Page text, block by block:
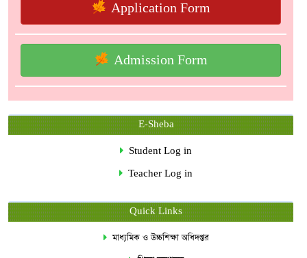
Application Form
Admission Form
E-Sheba
Student Log in
Teacher Log in
Quick Links
মাধ্যমিক ও উচ্চশিক্ষা অধিদপ্তর